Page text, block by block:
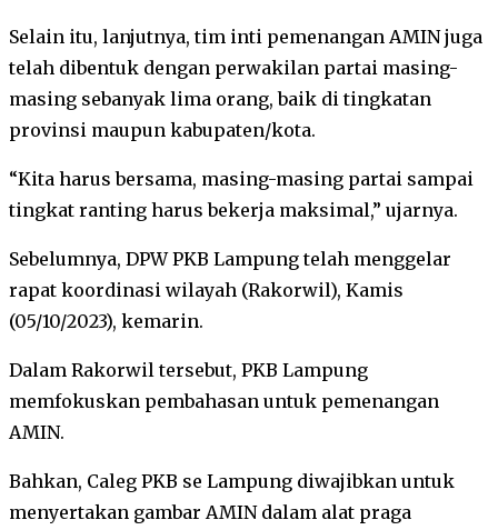
Selain itu, lanjutnya, tim inti pemenangan AMIN juga
telah dibentuk dengan perwakilan partai masing-
masing sebanyak lima orang, baik di tingkatan
provinsi maupun kabupaten/kota.
“Kita harus bersama, masing-masing partai sampai
tingkat ranting harus bekerja maksimal,” ujarnya.
Sebelumnya, DPW PKB Lampung telah menggelar
rapat koordinasi wilayah (Rakorwil), Kamis
(05/10/2023), kemarin.
Dalam Rakorwil tersebut, PKB Lampung
memfokuskan pembahasan untuk pemenangan
AMIN.
Bahkan, Caleg PKB se Lampung diwajibkan untuk
menyertakan gambar AMIN dalam alat praga